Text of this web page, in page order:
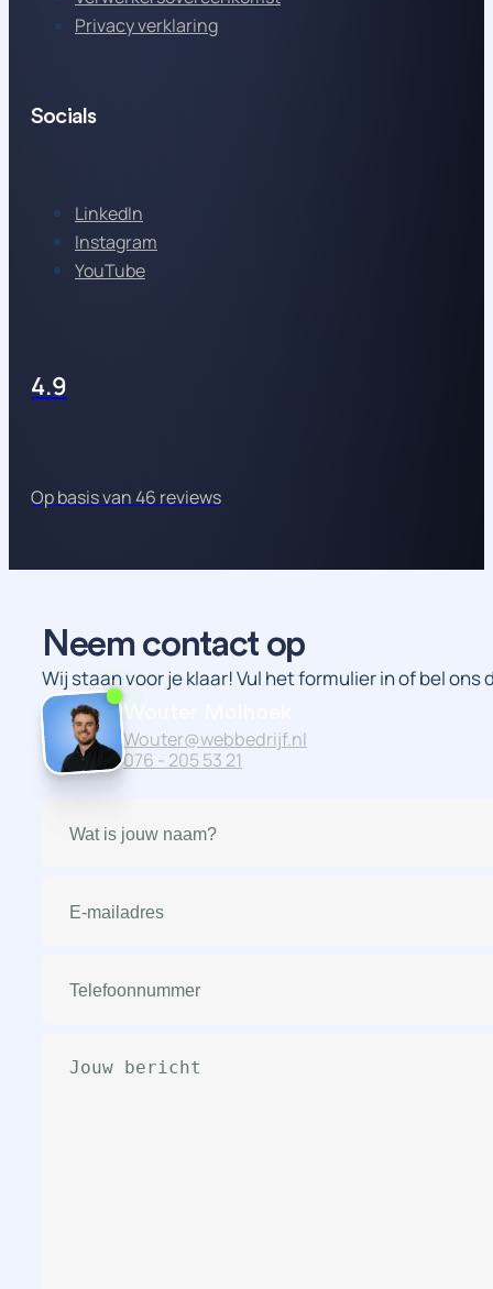
Privacy verklaring
Socials
LinkedIn
Instagram
YouTube
4.9
Op basis van 46 reviews
Neem contact op
Wij staan voor je klaar! Vul het formulier in of bel
Wouter@webbedrijf.nl
076 - 205 53 21
mailadres(Vereist)